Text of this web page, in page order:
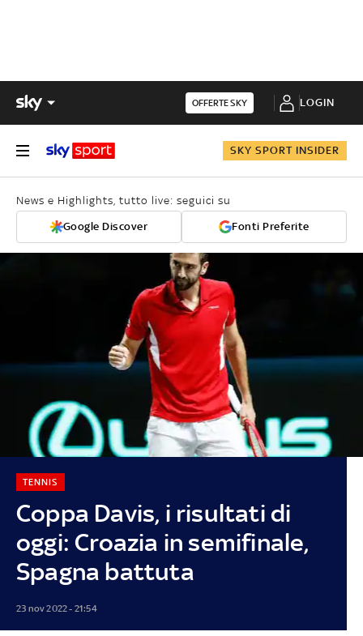
OFFERTE SKY LOGIN
SKY SPORT INSIDER
News e Highlights, tutto live: seguici su
Google Discover Fonti Preferite
Coppa Davis, i risultati di
oggi: Croazia in semifinale,
Spagna battuta
TENNIS
23 nov 2022 - 21:54